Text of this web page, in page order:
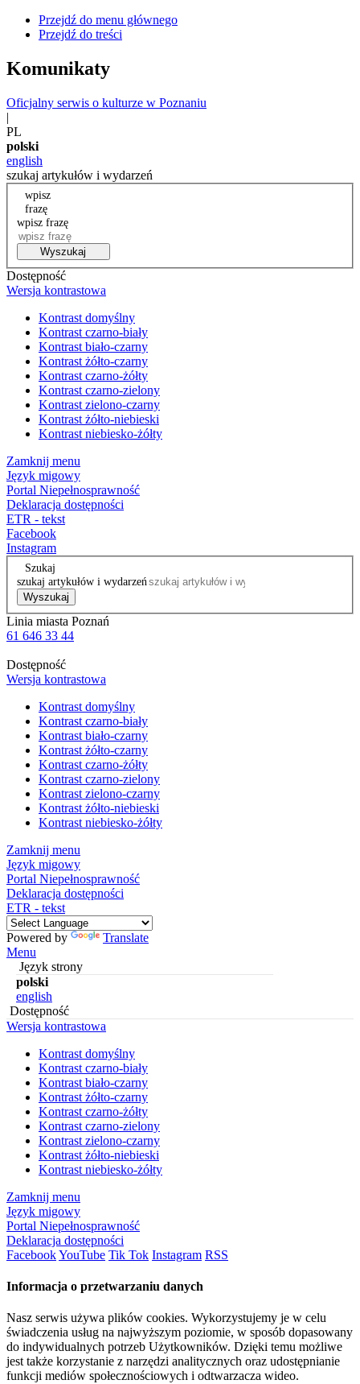
Przejdź do menu głównego
Przejdź do treści
Komunikaty
Oficjalny serwis o kulturze w Poznaniu
|
PL
polski
english
szukaj artykułów i wydarzeń
wpisz
frazę
wpisz frazę
Wyszukaj
Dostępność
Wersja kontrastowa
Kontrast domyślny
Kontrast czarno-biały
Kontrast biało-czarny
Kontrast żółto-czarny
Kontrast czarno-żółty
Kontrast czarno-zielony
Kontrast zielono-czarny
Kontrast żółto-niebieski
Kontrast niebiesko-żółty
Zamknij menu
Język migowy
Portal Niepełnosprawność
Deklaracja dostępności
ETR - tekst
Facebook
Instagram
Szukaj
szukaj artykułów i wydarzeń
Wyszukaj
Linia miasta Poznań
61 646 33 44
Dostępność
Wersja kontrastowa
Kontrast domyślny
Kontrast czarno-biały
Kontrast biało-czarny
Kontrast żółto-czarny
Kontrast czarno-żółty
Kontrast czarno-zielony
Kontrast zielono-czarny
Kontrast żółto-niebieski
Kontrast niebiesko-żółty
Zamknij menu
Język migowy
Portal Niepełnosprawność
Deklaracja dostępności
ETR - tekst
Powered by
Translate
Menu
Język strony
polski
english
Dostępność
Wersja kontrastowa
Kontrast domyślny
Kontrast czarno-biały
Kontrast biało-czarny
Kontrast żółto-czarny
Kontrast czarno-żółty
Kontrast czarno-zielony
Kontrast zielono-czarny
Kontrast żółto-niebieski
Kontrast niebiesko-żółty
Zamknij menu
Język migowy
Portal Niepełnosprawność
Deklaracja dostępności
FacebookYouTube Tik Tok Instagram RSS
Informacja o przetwarzaniu danych
Nasz serwis używa plików cookies. Wykorzystujemy je w celu
świadczenia usług na najwyższym poziomie, w sposób dopasowany
do indywidualnych potrzeb Użytkowników. Dzięki temu możliwe
jest także korzystanie z narzędzi analitycznych oraz udostępnianie
funkcji mediów społecznościowych i odtwarzacza wideo.